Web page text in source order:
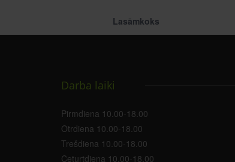
Lasāmkoks
Darba laiki
Pirmdiena 10.00-18.00
Otrdiena 10.00-18.00
Trešdiena 10.00-18.00
Ceturtdiena 10.00-18.00